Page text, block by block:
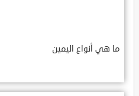
ما هي أنواع اليمين